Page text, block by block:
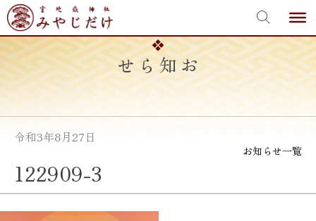
Skip
to
content
お知らせ
令和3年8月27日
お知らせ一覧
122909-3